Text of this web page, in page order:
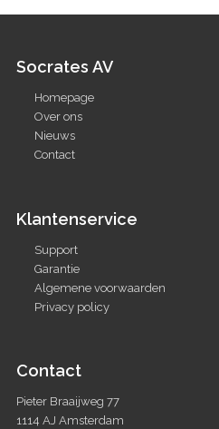
Socrates AV
Homepage
Over ons
Nieuws
Contact
Klantenservice
Support
Garantie
Algemene voorwaarden
Privacy policy
Contact
Pieter Braaijweg 77
1114 AJ Amsterdam